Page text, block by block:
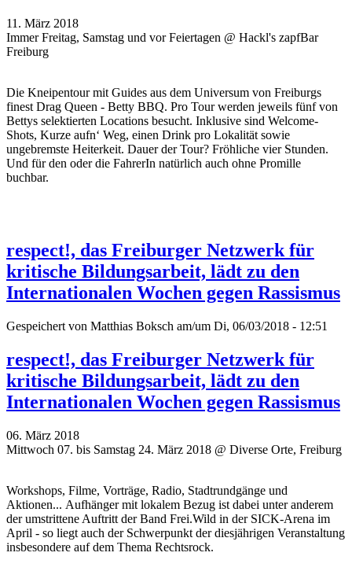
11. März 2018
Immer Freitag, Samstag und vor Feiertagen @ Hackl's zapfBar
Freiburg
Die Kneipentour mit Guides aus dem Universum von Freiburgs
finest Drag Queen - Betty BBQ. Pro Tour werden jeweils fünf von
Bettys selektierten Locations besucht. Inklusive sind Welcome-
Shots, Kurze aufn‘ Weg, einen Drink pro Lokalität sowie
ungebremste Heiterkeit. Dauer der Tour? Fröhliche vier Stunden.
Und für den oder die FahrerIn natürlich auch ohne Promille
buchbar.
respect!, das Freiburger Netzwerk für
kritische Bildungsarbeit, lädt zu den
Internationalen Wochen gegen Rassismus
Gespeichert von Matthias Boksch am/um Di, 06/03/2018 - 12:51
respect!, das Freiburger Netzwerk für
kritische Bildungsarbeit, lädt zu den
Internationalen Wochen gegen Rassismus
06. März 2018
Mittwoch 07. bis Samstag 24. März 2018 @ Diverse Orte, Freiburg
Workshops, Filme, Vorträge, Radio, Stadtrundgänge und
Aktionen... Aufhänger mit lokalem Bezug ist dabei unter anderem
der umstrittene Auftritt der Band Frei.Wild in der SICK-Arena im
April - so liegt auch der Schwerpunkt der diesjährigen Veranstaltung
insbesondere auf dem Thema Rechtsrock.